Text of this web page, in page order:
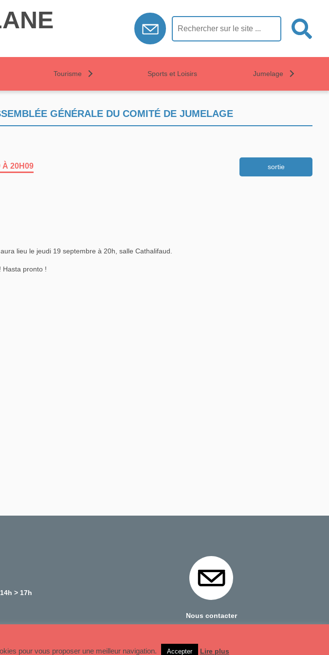
Tourisme Sports et Loisirs Jumelage
GÉNÉRALE DU COMITÉ DE JUMELAGE
À 20H09 sortie
lieu le jeudi 19 septembre à 20h, salle Cathalifaud.
Hasta pronto !
> 17h
Nous contacter
Mentions Légales
pour vous proposer une meilleur navigation. Accepter Lire plus